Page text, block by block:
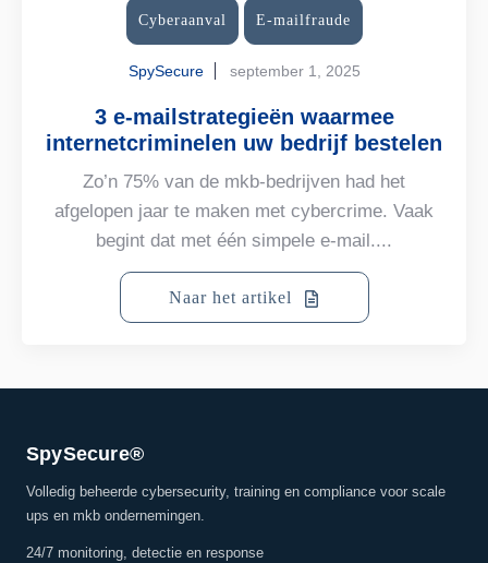
Cyberaanval E-mailfraude
SpySecure september 1, 2025
3 e-mailstrategieën waarmee
internetcriminelen uw bedrijf bestelen
Zo’n 75% van de mkb-bedrijven had het
afgelopen jaar te maken met cybercrime. Vaak
begint dat met één simpele e-mail....
Naar het artikel
SpySecure®
Volledig beheerde cybersecurity, training en compliance voor scale
ups en mkb ondernemingen.
24/7 monitoring, detectie en response